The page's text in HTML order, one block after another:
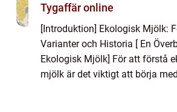
Tygaffär online
[Introduktion] Ekologisk Mjölk:
Varianter och Historia [ En
Ekologisk Mjölk] För att förstå
mjölk är det viktigt att börja